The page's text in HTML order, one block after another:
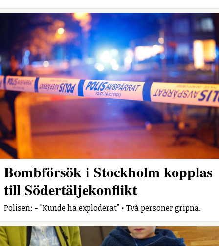
Bombförsök i Stockholm kopplas
till Södertäljekonflikt
Polisen: - "Kunde ha exploderat" • Två personer gripna.